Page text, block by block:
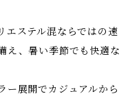
エステル混ならではの速
え、暑い季節でも快適な
ー展開でカジュアルから